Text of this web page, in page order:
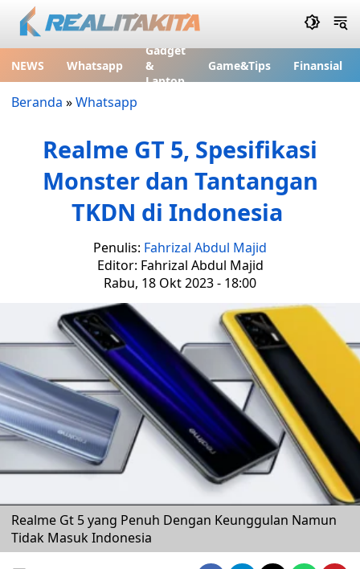
NEWS Whatsapp
Gadget
&
Laptop
Game&Tips Finansial
Beranda »Whatsapp
Realme GT 5, Spesifikasi
Monster dan Tantangan
TKDN di Indonesia
Penulis: Fahrizal Abdul Majid
Editor: Fahrizal Abdul Majid
Rabu, 18 Okt 2023 - 18:00
Realme Gt 5 yang Penuh Dengan Keunggulan Namun
Tidak Masuk Indonesia